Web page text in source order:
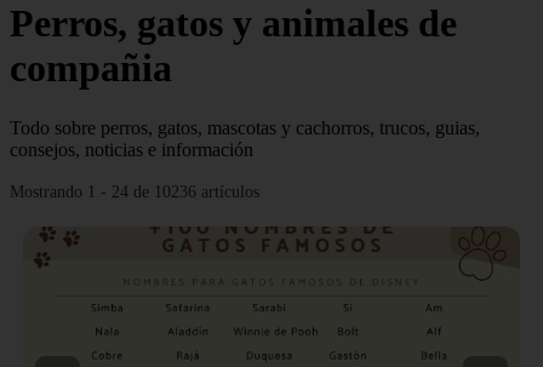
Perros, gatos y animales de
compañia
Todo sobre perros, gatos, mascotas y cachorros, trucos, guias,
consejos, noticias e información
Mostrando 1 - 24 de 10236 artículos